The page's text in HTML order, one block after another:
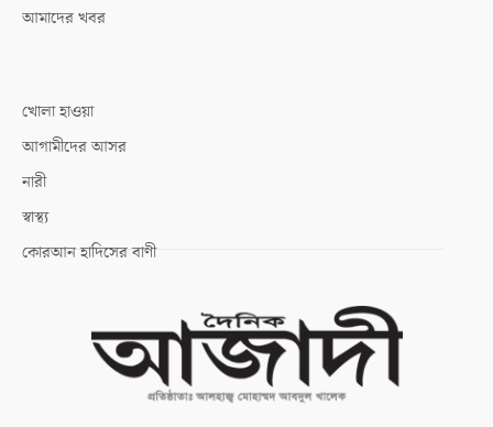
আমাদের খবর
খোলা হাওয়া
আগামীদের আসর
নারী
স্বাস্থ্য
কোরআন হাদিসের বাণী